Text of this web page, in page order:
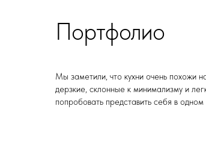
Портфолио
Мы заметили, что кухни очень похожи
дерзкие, склонные к минимализму и
попробовать представить себя в